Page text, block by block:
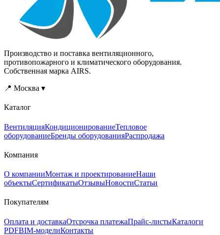
Производство и поставка вентиляционного,
противопожарного и климатического оборудования.
Собственная марка AIRS.
📍 Москва ▾
Каталог
ВентиляцияКондиционированиеТепловое
оборудованиеБренды оборудованияРаспродажа
Компания
О компанииМонтаж и проектированиеНаши
объектыСертификатыОтзывыНовостиСтатьи
Покупателям
Оплата и доставкаОтсрочка платежаПрайс-листыКаталоги
PDFBIM-моделиКонтакты